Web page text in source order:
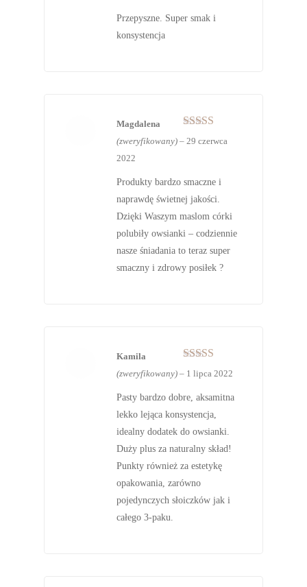
Przepyszne. Super smak i
konsystencja
Oceniono
na 5
Magdalena
(zweryfikowany) – 29 czerwca
2022
Produkty bardzo smaczne i
naprawdę świetnej jakości.
Dzięki Waszym maslom córki
polubiły owsianki – codziennie
nasze śniadania to teraz super
smaczny i zdrowy posiłek ?
Oceniono5
na 5
Kamila
(zweryfikowany) – 1 lipca 2022
Pasty bardzo dobre, aksamitna
lekko lejąca konsystencja,
idealny dodatek do owsianki.
Duży plus za naturalny skład!
Punkty również za estetykę
opakowania, zarówno
pojedynczych słoiczków jak i
całego 3-paku.